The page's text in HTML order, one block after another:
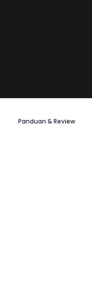
Panduan & Review